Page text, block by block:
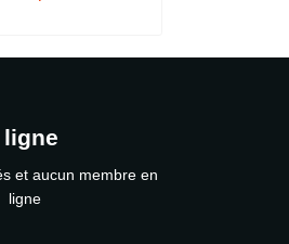
ligne
et aucun membre en
ligne